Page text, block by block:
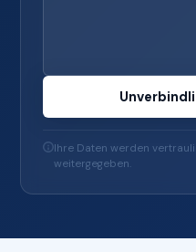
Ihre Daten werden
weitergegeben.